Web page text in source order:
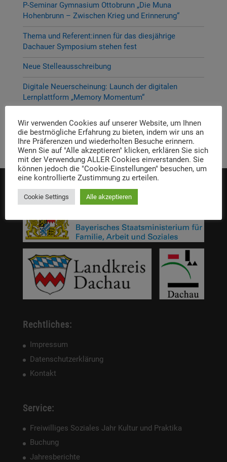
P-Seminar Gymnasium Ottobrunn „Die Muna
Hohenbrunn – Zwischen Krieg und Erinnerung“
Thema und Referent:innen für das diesjährige
Dachauer Symposium stehen fest
Neue Stelleausschreibung
Digitale Neuerscheinung: Launch der digitalen
Lernplattform „Memory Momentum“
Erinnern. Forschen. Vermitteln.
Die Einrichtung wird gefördert von:
Rechtliches:
Impressum
Datenschutzerklärung
Kontakt
Service:
Freiwilliges Soziales Jahr Kultur und Praktika
Buchung
Jahresberichte
Wir verwenden Cookies auf unserer Website, um Ihnen
die bestmögliche Erfahrung zu bieten, indem wir uns an
Ihre Präferenzen und wiederholten Besuche erinnern.
Wenn Sie auf "Alle akzeptieren" klicken, erklären Sie sich
mit der Verwendung ALLER Cookies einverstanden. Sie
können jedoch die "Cookie-Einstellungen" besuchen, um
eine kontrollierte Zustimmung zu erteilen.
Cookie Settings Alle akzeptieren